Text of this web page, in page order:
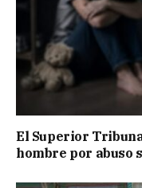
El Superior
hombre por abuso